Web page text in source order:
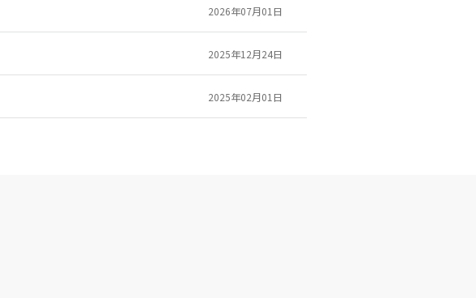
2026年07月01日
2025年12月24日
2025年02月01日